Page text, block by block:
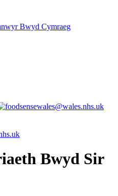
Bwyd Sir